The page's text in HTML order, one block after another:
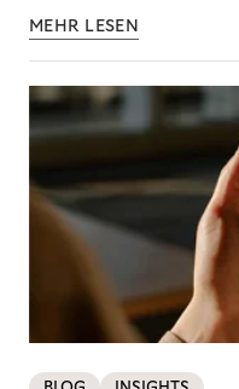
MEHR LESEN